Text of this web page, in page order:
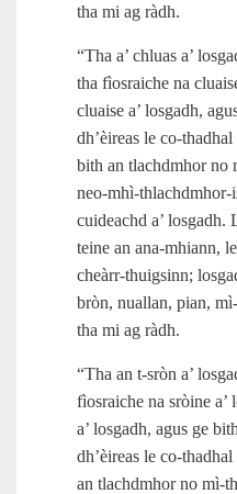
tha mi ag ràdh.
“Tha a’ chluas a’
tha fìosraiche na
cluaise a’ losgadh,
dh’èireas le co-
bith an tlachdmhor no
cuideachd a’ losgadh.
teine an ana‑mhiann,
cheàrr‑thuigsinn;
bròn, nuallan, pian,
tha mi ag ràdh.
“Tha an t‑sròn a’
fìosraiche na sròine a’
a’ losgadh, agus ge
dh’èireas le co-
an tlachdmhor no mì-